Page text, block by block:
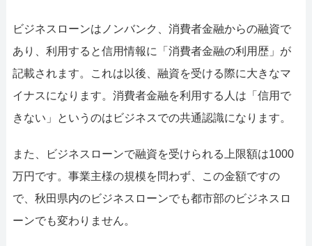
ビジネスローンはノンバンク、消費者金融からの融資で
あり、利用すると信用情報に「消費者金融の利用歴」が
記載されます。これは以後、融資を受ける際に大きなマ
イナスになります。消費者金融を利用する人は「信用で
きない」というのはビジネスでの共通認識になります。
また、ビジネスローンで融資を受けられる上限額は1000
万円です。事業主様の規模を問わず、この金額ですの
で、秋田県内のビジネスローンでも都市部のビジネスロ
ーンでも変わりません。